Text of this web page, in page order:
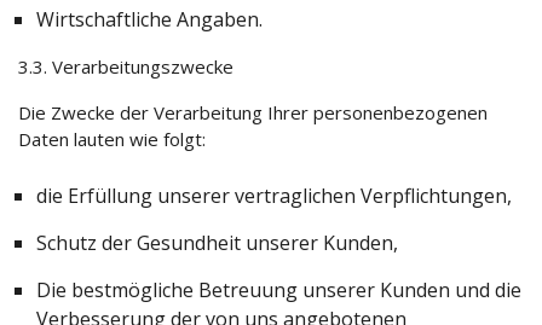
Wirtschaftliche Angaben.
3.3. Verarbeitungszwecke
Die Zwecke der Verarbeitung Ihrer personenbezogenen
Daten lauten wie folgt:
die Erfüllung unserer vertraglichen Verpflichtungen,
Schutz der Gesundheit unserer Kunden,
Die bestmögliche Betreuung unserer Kunden und die
Verbesserung der von uns angebotenen